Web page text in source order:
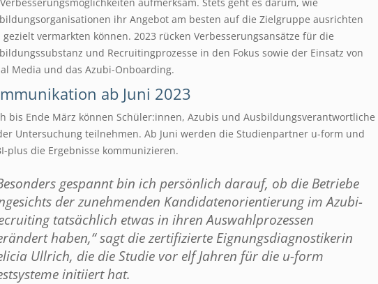
ihr Angebot am besten auf die Zielgruppe ausrichten
gezielt vermarkten können. 2023 rücken Verbesserungsansätze für die
und Recruitingprozesse in den Fokus sowie der Einsatz von
Media und das Azubi-Onboarding.
ab Juni 2023
bis Ende März können Schüler:innen, Azubis und Ausbildungsverantwortliche
Untersuchung teilnehmen. Ab Juni werden die Studienpartner u-form und
plus die Ergebnisse kommunizieren.
gespannt bin ich persönlich darauf, ob die Betriebe
der zunehmenden Kandidatenorientierung im Azubi-
tatsächlich etwas in ihren Auswahlprozessen
haben,“ sagt die zertifizierte Eignungsdiagnostikerin
Ullrich, die die Studie vor elf Jahren für die u-form
initiiert hat.